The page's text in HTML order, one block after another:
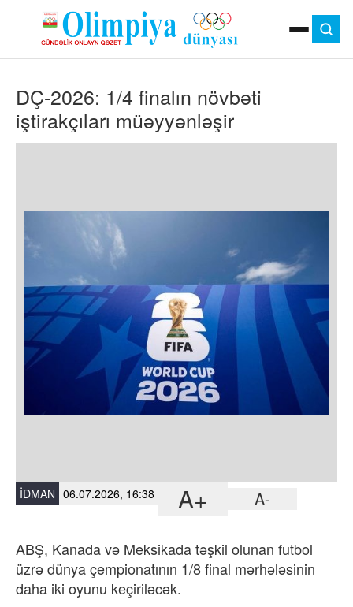
MOK
OLIMPIYA OYUNLARI
ÇAP VERSIYASI
TV
MƏDƏNIYYƏT
FOTO
DÇ-2026: 1/4 finalın növbəti
iştirakçıları müəyyənləşir
İDMAN 06.07.2026, 16:38 A+ A-
ABŞ, Kanada və Meksikada təşkil olunan futbol
üzrə dünya çempionatının 1/8 final mərhələsinin
daha iki oyunu keçiriləcək.